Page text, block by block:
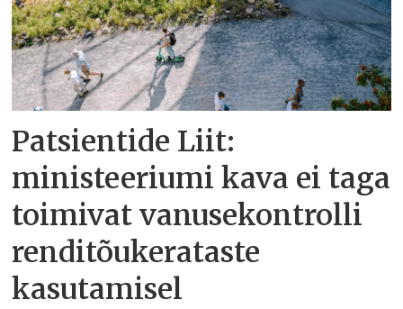
Patsientide Liit:
ministeeriumi kava ei taga
toimivat vanusekontrolli
renditõukerataste
kasutamisel